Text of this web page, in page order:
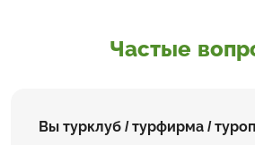
Частые
Вы турклуб / турфирма /